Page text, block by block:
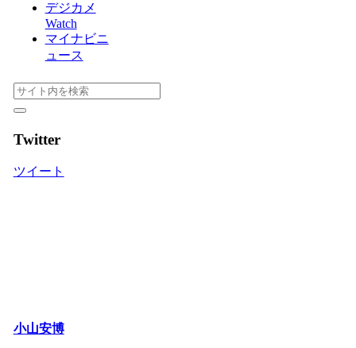
デジカメ
Watch
マイナビニ
ュース
Twitter
ツイート
小山安博